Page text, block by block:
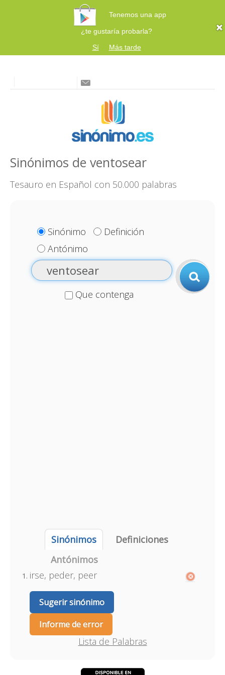
Tenemos una app
¿te gustaría probarla?
Sí
Más tarde
Sinónimos de ventosear
Tesauro en Español con 50.000 palabras
Sinónimo
Definición
Antónimo
Que contenga
Sinónimos
Definiciones
Antónimos
irse, peder, peer
Sugerir sinónimo
Informe de error
Lista de Palabras